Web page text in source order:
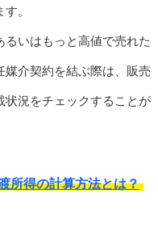
。
いはもっと高値で売れた
介契約を結ぶ際は、販売
状況をチェックすることが
所得の計算方法とは？